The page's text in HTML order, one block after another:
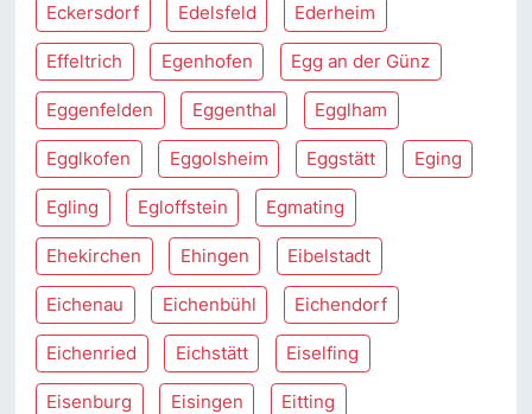
Eckersdorf Edelsfeld Ederheim
Effeltrich Egenhofen Egg an der Günz
Eggenfelden Eggenthal Egglham
Egglkofen Eggolsheim Eggstätt Eging
Egling Egloffstein Egmating
Ehekirchen Ehingen Eibelstadt
Eichenau Eichenbühl Eichendorf
Eichenried Eichstätt Eiselfing
Eisenburg Eisingen Eitting